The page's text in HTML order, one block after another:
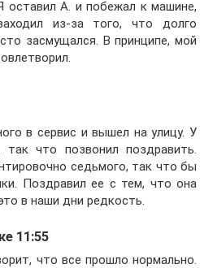
оставил А. и побежал к машине,
из-за того, что долго
засмущался. В принципе, мой
в сервис и вышел на улицу. У
что позвонил поздравить.
седьмого, так что бы
Поздравил ее с тем, что она
в наши дни редкость.
11:55
что все прошло нормально.